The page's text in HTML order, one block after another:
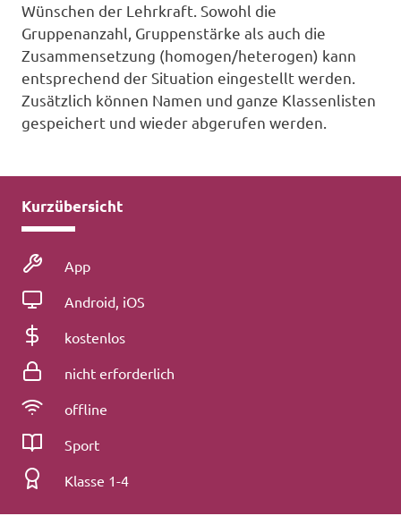
Wünschen der Lehrkraft. Sowohl die
Gruppenanzahl, Gruppenstärke als auch die
Zusammensetzung (homogen/heterogen) kann
entsprechend der Situation eingestellt werden.
Zusätzlich können Namen und ganze Klassenlisten
gespeichert und wieder abgerufen werden.
Kurzübersicht
Medienart
App
Betriebssystem
Android, iOS
Kosten
kostenlos
Registrierung
nicht erforderlich
Konnektivität
offline
FachSport
Klassenstufe
Klasse 1-4